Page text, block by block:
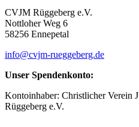
CVJM Rüggeberg e.V.
Nottloher Weg 6
58256 Ennepetal
info@cvjm-rueggeberg.de
Unser Spendenkonto:
Kontoinhaber: Christlicher Verein
Rüggeberg e.V.